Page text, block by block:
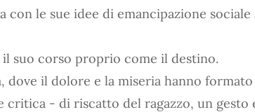
le sue idee di emancipazione sociale
il suo corso proprio come il destino.
dove il dolore e la miseria hanno
critica - di riscatto del ragazzo, un gesto